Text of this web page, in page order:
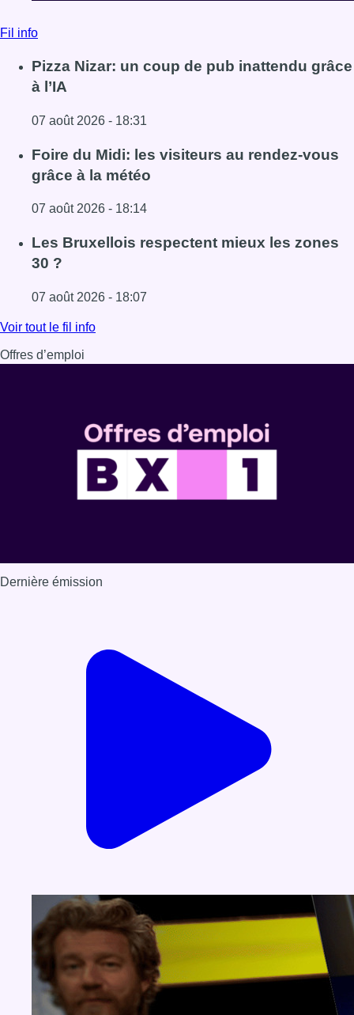
Fil info
Pizza Nizar: un coup de pub inattendu grâce
à l’IA
07 août 2026 - 18:31
Lire l'article Pizza Nizar: un coup de pub inattendu grâce
Foire du Midi: les visiteurs au rendez-vous
grâce à la météo
07 août 2026 - 18:14
Lire l'article Foire du Midi: les visiteurs au rendez-vous
Les Bruxellois respectent mieux les zones
30 ?
07 août 2026 - 18:07
Lire l'article Les Bruxellois respectent mieux les zones 30
Voir tout le fil info
Offres d’emploi
Dernière émission